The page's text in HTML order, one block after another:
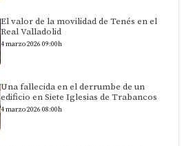
El valor de la movilidad de Tenés en el
Real Valladolid
4 marzo 2026 09:00h
Una fallecida en el derrumbe de un
edificio en Siete Iglesias de Trabancos
4 marzo 2026 08:00h